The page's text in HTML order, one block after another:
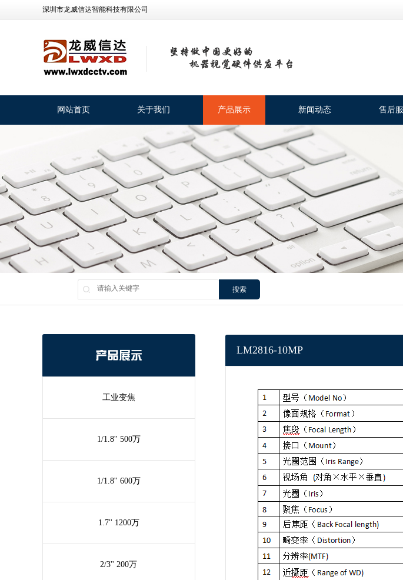
深圳市龙威信达智能科技有限公司
网站首页 关于我们 产品展示 新闻动态 售后
搜索
产品展示
工业变焦
1/1.8'' 500万
1/1.8'' 600万
1.7'' 1200万
2/3'' 200万
LM2816-10MP